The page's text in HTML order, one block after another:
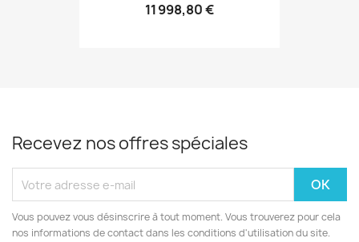
11 998,80 €
Recevez nos offres spéciales
Vous pouvez vous désinscrire à tout moment. Vous trouverez pour cela
nos informations de contact dans les conditions d'utilisation du site.